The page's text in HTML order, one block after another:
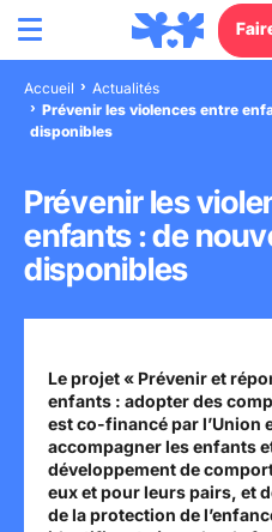
Aller à la recherche
Aller au pied de page
Nous
Actions en
Actions dans
Agissez à
Les
Accueil
Actualités
Prévenir les violences entre
disponibles
Prévenir les
enfants : de
disponibles
Le projet « Prévenir et
enfants : adopter des
est co-financé par l’Union
accompagner les enfants
développement de
eux et pour leurs pairs, et
de la protection de